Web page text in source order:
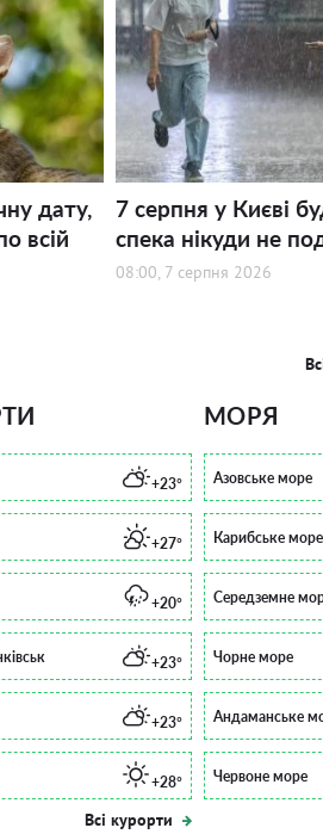
дату,
всій
7 серпня у Києві
спека нікуди не
08:00, 7 серпня 2026
+23°
+27°
+20°
+23°
+23°
+28°
Всі курорти
МОРЯ
Азовське море
Карибське море
Середземне
Чорне море
Андаманське
Червоне море